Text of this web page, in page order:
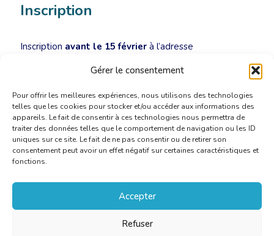
Gérer le consentement
Pour offrir les meilleures expériences, nous utilisons des technologies
telles que les cookies pour stocker et/ou accéder aux informations des
appareils. Le fait de consentir à ces technologies nous permettra de
traiter des données telles que le comportement de navigation ou les ID
uniques sur ce site. Le fait de ne pas consentir ou de retirer son
consentement peut avoir un effet négatif sur certaines caractéristiques et
fonctions.
Accepter
Refuser
Inscription
Inscription avant le 15 février à l’adresse